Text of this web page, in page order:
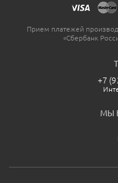
Прием платежей
«Сбербанк
+7
МЫ